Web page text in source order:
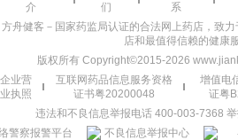
介
们
系
方舟健客－国家药监局认证的合法网上药店，致
店和最值得信赖的健康
版权所有 Copyright©2015-2026
企业营
业执照
互联网药品信息服务资格
证书粤20200048
增值电
证粤
违法和不良信息举报电话 400-003-7368